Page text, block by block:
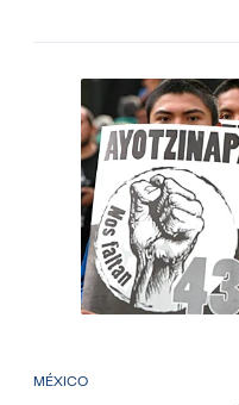
MÉXICO